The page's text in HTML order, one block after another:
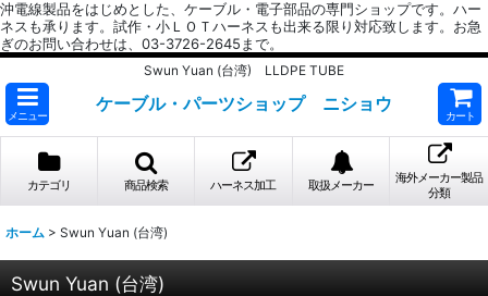
沖電線製品をはじめとした、ケーブル・電子部品の専門ショップです。ハー
ネスも承ります。試作・小ＬＯＴハーネスも出来る限り対応致します。お急
ぎのお問い合わせは、03-3726-2645まで。
Swun Yuan (台湾) LLDPE TUBE
メニュー
ケーブル・パーツショップ ニショウ
カート
カテゴリ 商品検索 ハーネス加工 取扱メーカー
海外メーカー製品
分類
ホーム > Swun Yuan (台湾)
Swun Yuan (台湾)